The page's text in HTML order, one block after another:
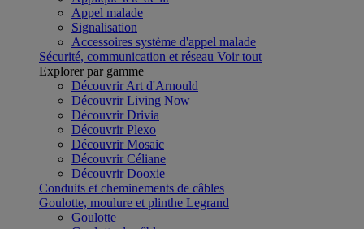
Appel malade
Signalisation
Accessoires système d'appel malade
Sécurité, communication et réseau Voir tout
Explorer par gamme
Découvrir Art d'Arnould
Découvrir Living Now
Découvrir Drivia
Découvrir Plexo
Découvrir Mosaic
Découvrir Céliane
Découvrir Dooxie
Conduits et cheminements de câbles
Goulotte, moulure et plinthe Legrand
Goulotte